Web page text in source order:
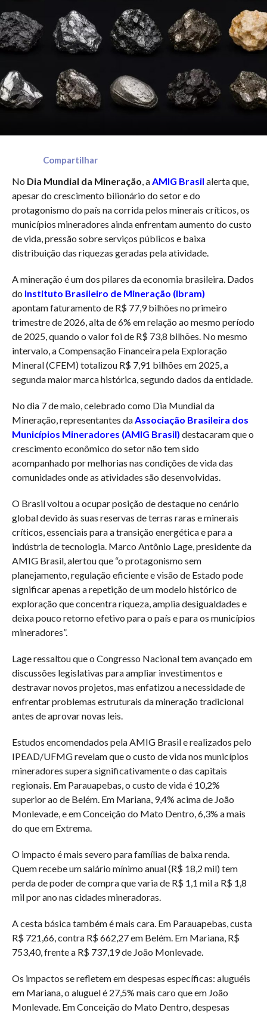
Compartilhar
No Dia Mundial da Mineração , a AMIG Brasil alerta que,
apesar do crescimento bilionário do setor e do
protagonismo do país na corrida pelos minerais críticos, os
municípios mineradores ainda enfrentam aumento do custo
de vida, pressão sobre serviços públicos e baixa
distribuição das riquezas geradas pela atividade.
A mineração é um dos pilares da economia brasileira. Dados
do Instituto Brasileiro de Mineração (Ibram)
apontam faturamento de R$ 77,9 bilhões no primeiro
trimestre de 2026, alta de 6% em relação ao mesmo período
de 2025, quando o valor foi de R$ 73,8 bilhões. No mesmo
intervalo, a Compensação Financeira pela Exploração
Mineral (CFEM) totalizou R$ 7,91 bilhões em 2025, a
segunda maior marca histórica, segundo dados da entidade.
No dia 7 de maio, celebrado como Dia Mundial da
Mineração, representantes da Associação Brasileira dos
Municípios Mineradores (AMIG Brasil) destacaram que o
crescimento econômico do setor não tem sido
acompanhado por melhorias nas condições de vida das
comunidades onde as atividades são desenvolvidas.
O Brasil voltou a ocupar posição de destaque no cenário
global devido às suas reservas de terras raras e minerais
críticos, essenciais para a transição energética e para a
indústria de tecnologia. Marco Antônio Lage, presidente da
AMIG Brasil, alertou que “o protagonismo sem
planejamento, regulação eficiente e visão de Estado pode
significar apenas a repetição de um modelo histórico de
exploração que concentra riqueza, amplia desigualdades e
deixa pouco retorno efetivo para o país e para os municípios
mineradores”.
Lage ressaltou que o Congresso Nacional tem avançado em
discussões legislativas para ampliar investimentos e
destravar novos projetos, mas enfatizou a necessidade de
enfrentar problemas estruturais da mineração tradicional
antes de aprovar novas leis.
Estudos encomendados pela AMIG Brasil e realizados pelo
IPEAD/UFMG revelam que o custo de vida nos municípios
mineradores supera significativamente o das capitais
regionais. Em Parauapebas, o custo de vida é 10,2%
superior ao de Belém. Em Mariana, 9,4% acima de João
Monlevade, e em Conceição do Mato Dentro, 6,3% a mais
do que em Extrema.
O impacto é mais severo para famílias de baixa renda.
Quem recebe um salário mínimo anual (R$ 18,2 mil) tem
perda de poder de compra que varia de R$ 1,1 mil a R$ 1,8
mil por ano nas cidades mineradoras.
A cesta básica também é mais cara. Em Parauapebas, custa
R$ 721,66, contra R$ 662,27 em Belém. Em Mariana, R$
753,40, frente a R$ 737,19 de João Monlevade.
Os impactos se refletem em despesas específicas: aluguéis
em Mariana, o aluguel é 27,5% mais caro que em João
Monlevade. Em Conceição do Mato Dentro, despesas